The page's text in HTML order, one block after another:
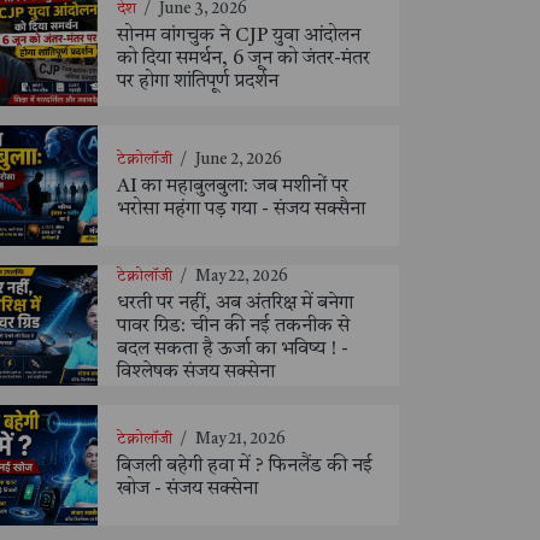
देश / June 3, 2026
सोनम वांगचुक ने CJP युवा आंदोलन
को दिया समर्थन, 6 जून को जंतर-मंतर
पर होगा शांतिपूर्ण प्रदर्शन
टेक्नोलॉजी / June 2, 2026
AI का महाबुलबुला: जब मशीनों पर
भरोसा महंगा पड़ गया - संजय सक्सैना
टेक्नोलॉजी / May 22, 2026
धरती पर नहीं, अब अंतरिक्ष में बनेगा
पावर ग्रिड: चीन की नई तकनीक से
बदल सकता है ऊर्जा का भविष्य ! -
विश्लेषक संजय सक्सेना
टेक्नोलॉजी / May 21, 2026
बिजली बहेगी हवा में ? फिनलैंड की नई
खोज - संजय सक्सेना